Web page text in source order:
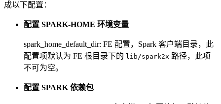
成以下配置：
配置 SPARK-HOME 环境变量
spark_home_default_dir: FE 配置，Spark 客户端目录，此
配置项默认为 FE 根目录下的 lib/spark2x 路径，此项
不可为空。
配置 SPARK 依赖包